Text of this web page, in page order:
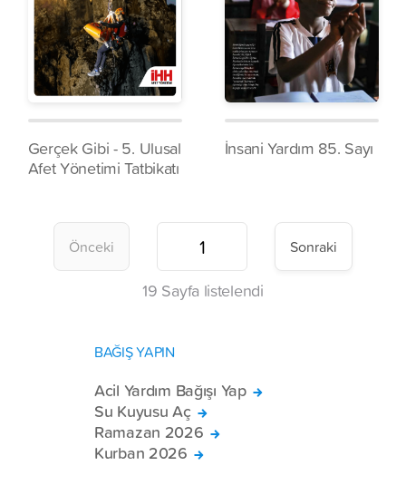
Gerçek Gibi - 5. Ulusal
Afet Yönetimi Tatbikatı
İnsani Yardım 85. Sayı
Önceki Sonraki
19 Sayfa listelendi
BAĞIŞ YAPIN
Acil Yardım Bağışı Yap
Su Kuyusu Aç
Ramazan 2026
Kurban 2026